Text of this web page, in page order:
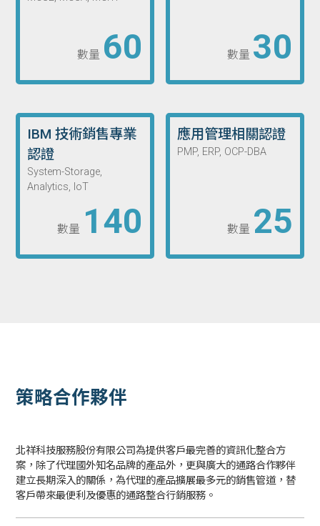
數量 60 數量 30
IBM 技術銷售專業
認證
System-Storage,
Analytics, IoT
數量 140
應用管理相關認證
PMP, ERP, OCP-DBA
數量 25
策略合作夥伴
北祥科技服務股份有限公司為提供客戶最完善的資訊化整合方
案，除了代理國外知名品牌的產品外，更與廣大的通路合作夥伴
建立長期深入的關係，為代理的產品擴展最多元的銷售管道，替
客戶帶來最便利及優惠的通路整合行銷服務。